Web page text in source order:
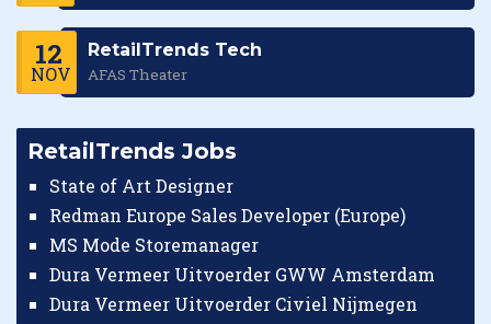
12
NOV
RetailTrends Tech
AFAS Theater
RetailTrends Jobs
State of Art Designer
Redman Europe Sales Developer (Europe)
MS Mode Storemanager
Dura Vermeer Uitvoerder GWW Amsterdam
Dura Vermeer Uitvoerder Civiel Nijmegen